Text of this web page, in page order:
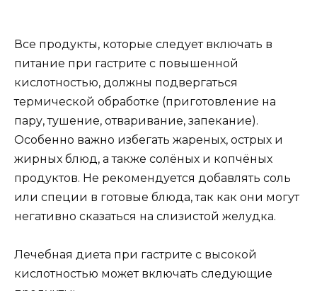
Все продукты, которые следует включать в
питание при гастрите с повышенной
кислотностью, должны подвергаться
термической обработке (приготовление на
пару, тушение, отваривание, запекание).
Особенно важно избегать жареных, острых и
жирных блюд, а также солёных и копчёных
продуктов. Не рекомендуется добавлять соль
или специи в готовые блюда, так как они могут
негативно сказаться на слизистой желудка.
Лечебная диета при гастрите с высокой
кислотностью может включать следующие